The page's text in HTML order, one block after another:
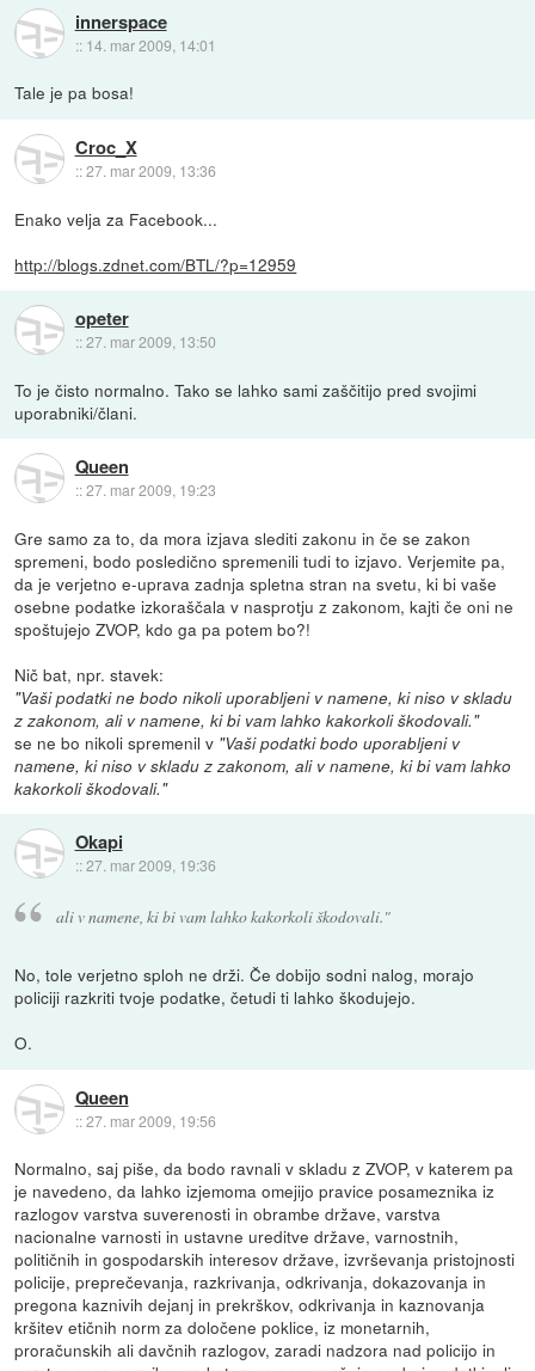
innerspace
:: 14. mar 2009, 14:01
Tale je pa bosa!
Croc_X
::27. mar 2009, 13:36
Enako velja za Facebook...
http://blogs.zdnet.com/BTL/?p=12959
opeter
::27. mar 2009, 13:50
To je čisto normalno. Tako se lahko sami zaščitijo pred svojimi
uporabniki/člani.
Queen
::27. mar 2009, 19:23
Gre samo za to, da mora izjava slediti zakonu in če se zakon
spremeni, bodo posledično spremenili tudi to izjavo. Verjemite pa,
da je verjetno e-uprava zadnja spletna stran na svetu, ki bi vaše
osebne podatke izkoraščala v nasprotju z zakonom, kajti če oni ne
spoštujejo ZVOP, kdo ga pa potem bo?!
Nič bat, npr. stavek:
"Vaši podatki ne bodo nikoli uporabljeni v namene, ki niso v skladu
z zakonom, ali v namene, ki bi vam lahko kakorkoli škodovali."
se ne bo nikoli spremenil v "Vaši podatki bodo uporabljeni v
namene, ki niso v skladu z zakonom, ali v namene, ki bi vam lahko
kakorkoli škodovali."
Okapi
::27. mar 2009, 19:36
ali v namene, ki bi vam lahko kakorkoli škodovali."
No, tole verjetno sploh ne drži. Če dobijo sodni nalog, morajo
policiji razkriti tvoje podatke, četudi ti lahko škodujejo.
O.
Queen
::27. mar 2009, 19:56
Normalno, saj piše, da bodo ravnali v skladu z ZVOP, v katerem pa
je navedeno, da lahko izjemoma omejijo pravice posameznika iz
razlogov varstva suverenosti in obrambe države, varstva
nacionalne varnosti in ustavne ureditve države, varnostnih,
političnih in gospodarskih interesov države, izvrševanja pristojnosti
policije, preprečevanja, razkrivanja, odkrivanja, dokazovanja in
pregona kaznivih dejanj in prekrškov, odkrivanja in kaznovanja
kršitev etičnih norm za določene poklice, iz monetarnih,
proračunskih ali davčnih razlogov, zaradi nadzora nad policijo in